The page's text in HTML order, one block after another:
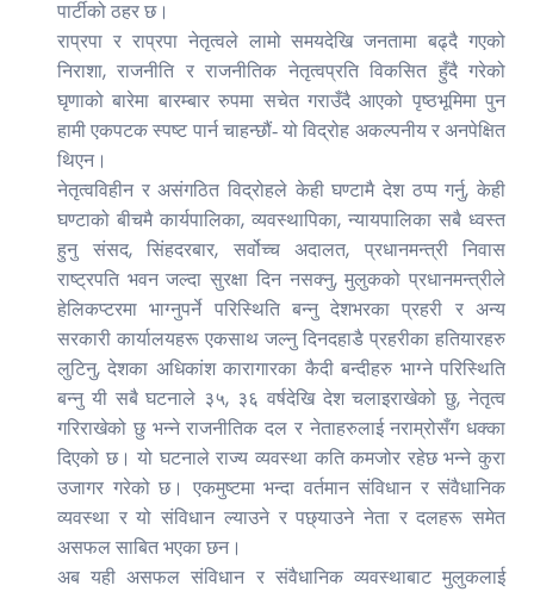
पार्टीको ठहर छ।
राप्रपा र राप्रपा नेतृत्वले लामो समयदेखि जनतामा बढ्दै गएको
निराशा,राजनीति र राजनीतिक नेतृत्वप्रति विकसित हुँदै गरेको
घृणाको बारेमा बारम्बार रुपमा सचेत गराउँदै आएको पृष्ठभूमिमा पुन
हामी एकपटक स्पष्ट पार्न चाहन्छौं- यो विद्रोह अकल्पनीय र अनपेक्षित
थिएन।
नेतृत्वविहीन र असंगठित विद्रोहले केही घण्टामै देश ठप्प गर्नु,केही
घण्टाको बीचमै कार्यपालिका, व्यवस्थापिका, न्यायपालिका सबै ध्वस्त
हुनु संसद, सिंहदरबार, सर्वोच्च अदालत,
प्रधानमन्त्री निवास
राष्ट्रपति भवन जल्दा सुरक्षा दिन नसक्नु,मुलुकको प्रधानमन्त्रीले
हेलिकप्टरमा भाग्नुपर्ने परिस्थिति बन्नु देशभरका प्रहरी र अन्य
सरकारी कार्यालयहरू एकसाथ जल्नु दिनदहाडै प्रहरीका हतियारहरु
लुटिनु,देशका अधिकांश कारागारका कैदी बन्दीहरु भाग्ने परिस्थिति
बन्नु यी सबै घटनाले ३५, ३६ वर्षदेखि देश चलाइराखेको छु,नेतृत्व
गरिराखेको छु भन्ने राजनीतिक दल र नेताहरुलाई नराम्रोसँग धक्का
दिएको छ। यो घटनाले राज्य व्यवस्था कति कमजोर रहेछ भन्ने कुरा
उजागर गरेको छ। एकमुष्टमा भन्दा वर्तमान संविधान र संवैधानिक
व्यवस्था र यो संविधान ल्याउने र पछ्याउने नेता र दलहरू समेत
असफल साबित भएका छन।
अब यही असफल संविधान र संवैधानिक व्यवस्थाबाट मुलुकलाई